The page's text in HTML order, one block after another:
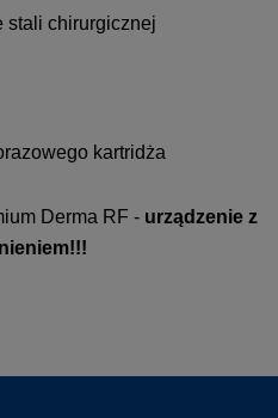
stali chirurgicznej
kartridża
Derma RF - urządzenie z